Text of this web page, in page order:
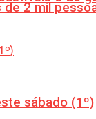
sábado (1º)
de 2 mil